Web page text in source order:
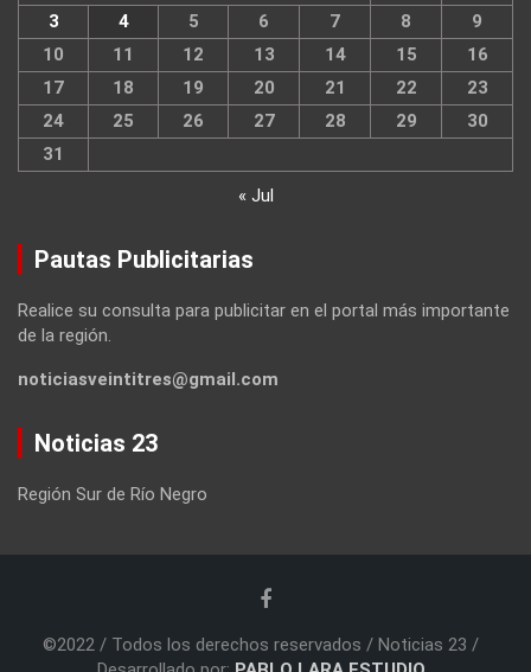
3
4 5 6 7 8
9
10
11 12 13 14 15
16
17
18 19 20 21 22
23
24
25 26 27 28 29
30
31
« Jul
Pautas Publicitarias
Realice su consulta para publicitar en el portal más importante
de la región.
noticiasveintitres@gmail.com
Noticias 23
Región Sur de Río Negro
©2022 / Todos los derechos reservados / Noticias 23 /